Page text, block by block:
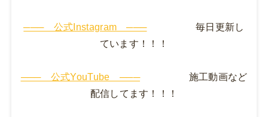
─── 公式Instagram ───毎日更新し
ています！！！
─── 公式YouTube ───施工動画など
配信してます！！！